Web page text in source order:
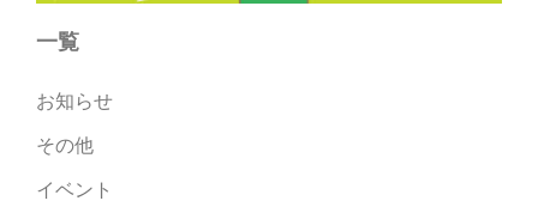
一覧
お知らせ
その他
イベント